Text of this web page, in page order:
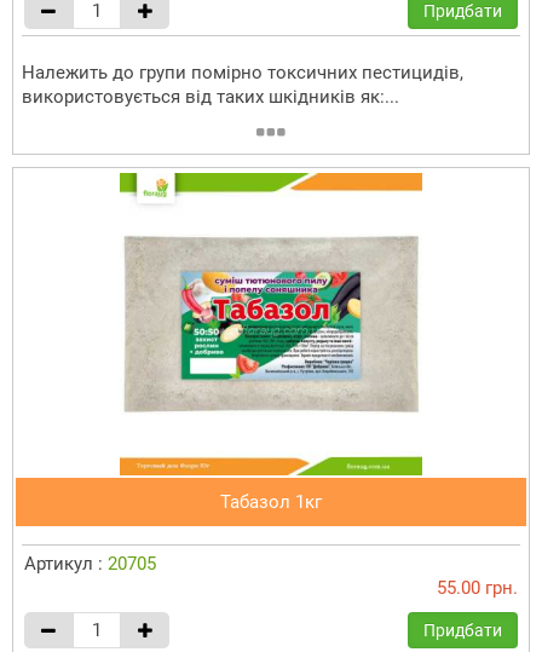
Придбати
Належить до групи помірно токсичних пестицидів,
використовується від таких шкідників як:...
Табазол 1кг
Артикул : 20705
55.00 грн.
Придбати